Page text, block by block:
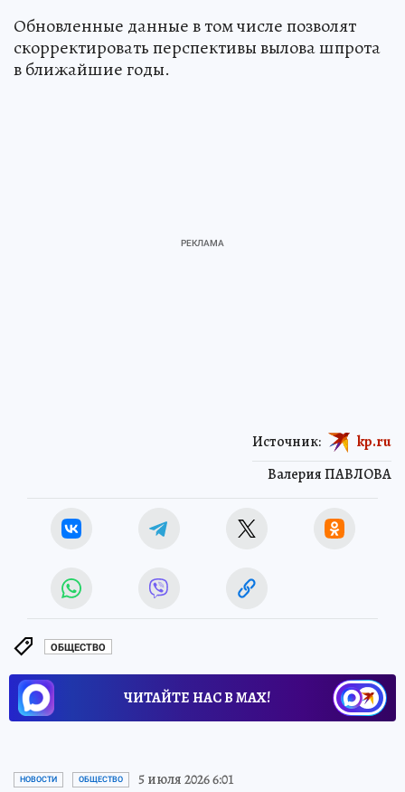
Обновленные данные в том числе позволят
скорректировать перспективы вылова шпрота
в ближайшие годы.
Валерия ПАВЛОВА
Источник: kp.ru
ОБЩЕСТВО
ЧИТАЙТЕ НАС В МАХ!
НОВОСТИ ОБЩЕСТВО 5 июля 2026 6:01